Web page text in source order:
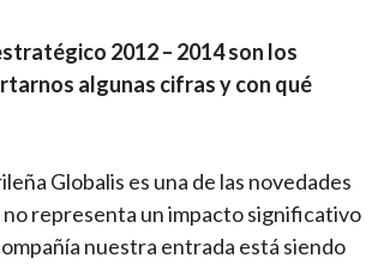
2012 – 2014 son los
algunas cifras y con qué
Globalis es una de las novedades
representa un impacto significativo
nuestra entrada está siendo